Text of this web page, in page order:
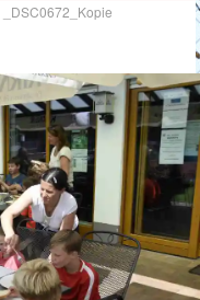
_DSC0672_Kopie